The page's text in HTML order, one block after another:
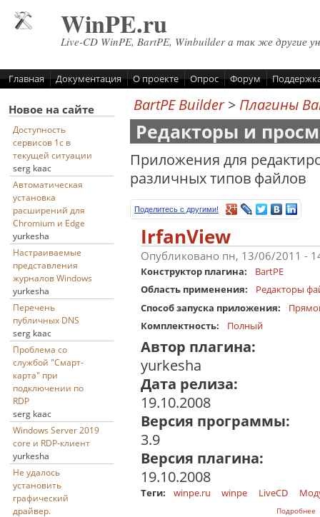
WinPE.ru
Live-CD WinPE, BartPE, Winbuilder а так же другие
Главная Документация О проекте Опрос Форум
Новое на сайте
Доступность
сервисов 1с в
текущей ситуации
serg kaac
Автоматическая
установка
расширений для
Chromium и Edge
yurkesha
Настраиваемые
представления
журналов Windows
yurkesha
Перечень
публичных DNS
serg kaac
Проблема со
службой "Смарт-
карта" при
подключении по
RDP
serg kaac
Windows Server 2019
core и RDP-клиент
yurkesha
Не удалось
установить
графический
драйвер.
BartPE Builder> Плагины
Редакторы и
Приложения для
различных типов файлов
Поделитесь с другими!
IrfanView
Опубликовано пн, 13/06/2011 -
Конструктор плагина:
BartPE
Область применения:
Редакторы
Способ запуска приложения:
Комплектность:
Полный
Автор плагина:
yurkesha
Дата релиза:
19.10.2008
Версия программы:
3.9
Версия плагина:
19.10.2008
Теги: winpe.ru winpe LiveCD
Подробнее